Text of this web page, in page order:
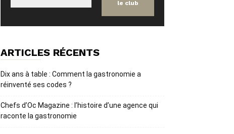
ARTICLES RÉCENTS
Dix ans à table : Comment la gastronomie a
réinventé ses codes ?
Chefs d’Oc Magazine : l’histoire d’une agence qui
raconte la gastronomie